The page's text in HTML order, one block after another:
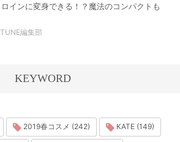
インに変身できる！？魔法のコンパクトも
編集部
KEYWORD
2019春コスメ (242) KATE (149)